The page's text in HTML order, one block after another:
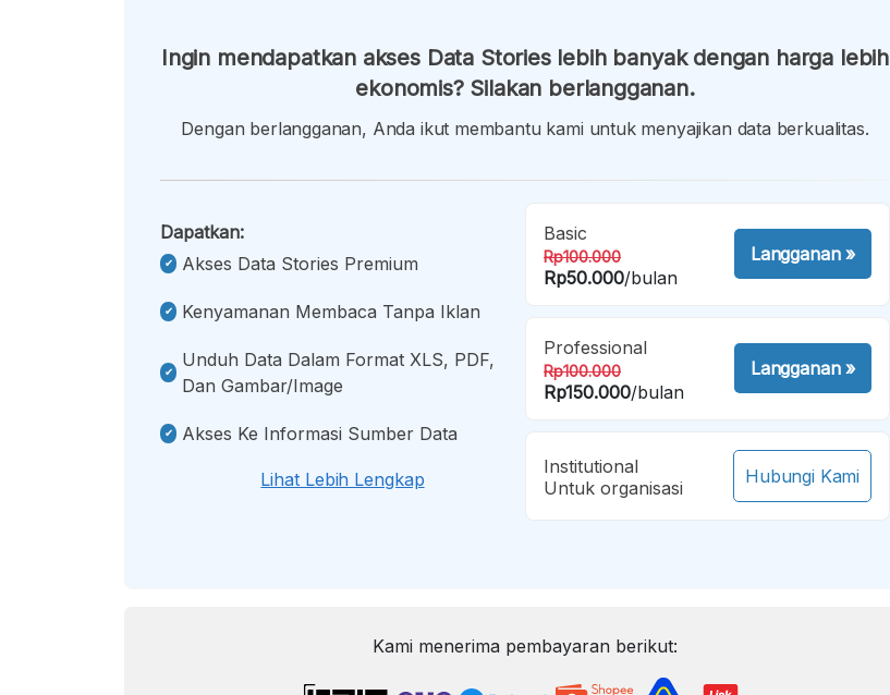
Ingin mendapatkan akses Data Stories lebih banyak dengan harga lebih
ekonomis? Silakan berlangganan.
Dengan berlangganan, Anda ikut membantu kami untuk menyajikan data berkualitas.
Dapatkan:
Akses Data Stories Premium
Kenyamanan Membaca Tanpa Iklan
Unduh Data Dalam Format XLS, PDF,
Dan Gambar/image
Akses Ke Informasi Sumber Data
Lihat Lebih Lengkap
Basic
Rp100.000
Rp50.000/bulan
Langganan»
Professional
Rp100.000
Rp150.000/bulan
Langganan»
Institutional
Untuk organisasi
Hubungi Kami
Kami menerima pembayaran berikut: